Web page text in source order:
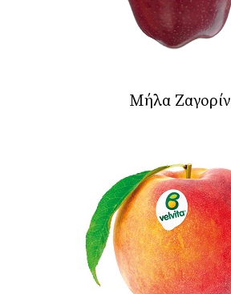
Μήλα Ζαγορίν